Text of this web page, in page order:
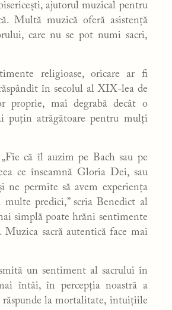
ajutorul muzical pentru
Multă muzică oferă asistență
care nu se pot numi sacri,
religioase, oricare ar fi
în secolul al XIX-lea de
proprie, mai degrabă decât o
puțin atrăgătoare pentru mulți
că îl auzim pe Bach sau pe
ce înseamnă Gloria Dei, sau
permite să avem experiența
predici,” scria Benedict al
simplă poate hrăni sentimente
sacră autentică face mai
un sentiment al sacrului în
întâi, în percepția noastră a
la mortalitate, intuițiile